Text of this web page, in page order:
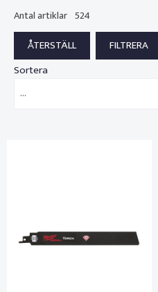
Antal artiklar 524
Sortera
...